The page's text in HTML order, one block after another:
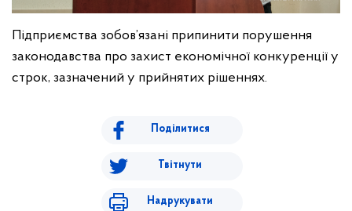
Підприємства зобов’язані припинити порушення
законодавства про захист економічної конкуренції у
строк, зазначений у прийнятих рішеннях.
Поділитися
Твітнути
Надрукувати